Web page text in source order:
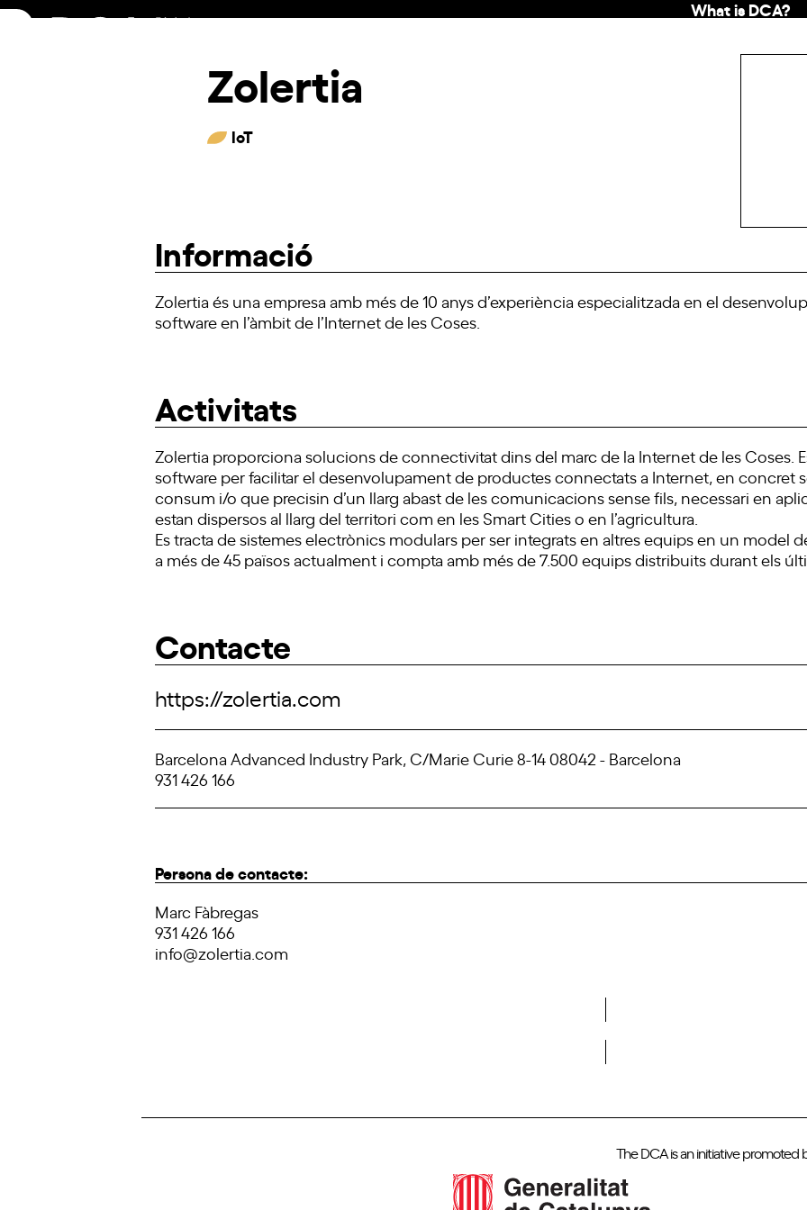
Skip
What is DCA?
Zolertia
IoT
Informació
Zolertia és una empresa amb més de 10 anys d’experiència especialitzada en el
software en l’àmbit de l’Internet de les Coses.
Activitats
Zolertia proporciona solucions de connectivitat dins del marc de la Internet de les Coses.
software per facilitar el desenvolupament de productes connectats a Internet, en concret
consum i/o que precisin d’un llarg abast de les comunicacions sense fils, necessari en
estan dispersos al llarg del territori com en les Smart Cities o en l’agricultura.
Es tracta de sistemes electrònics modulars per ser integrats en altres equips en un model
a més de 45 països actualment i compta amb més de 7.500 equips distribuits durant els
Contacte
https://zolertia.com
Barcelona Advanced Industry Park, C/Marie Curie 8-14 08042 - Barcelona
931 426 166
Persona de contacte:
Marc Fàbregas
931 426 166
info@zolertia.com
The DCA is an initiative promoted